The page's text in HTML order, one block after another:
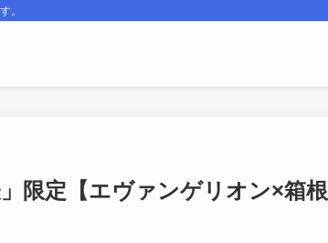
。
限定【エヴァンゲリオン×箱根